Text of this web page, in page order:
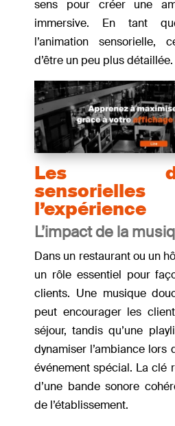
sens pour créer une
immersive. En tant
l’animation sensorielle,
d’être un peu plus détaillée.
Les
l’expérience
L’impact de la
Dans un restaurant ou un
un rôle essentiel pour
clients. Une musique
peut encourager les
séjour, tandis qu’une
dynamiser l’ambiance lors
événement spécial. La clé
d’une bande sonore
de l’établissement.